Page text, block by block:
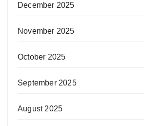
December 2025
November 2025
October 2025
September 2025
August 2025